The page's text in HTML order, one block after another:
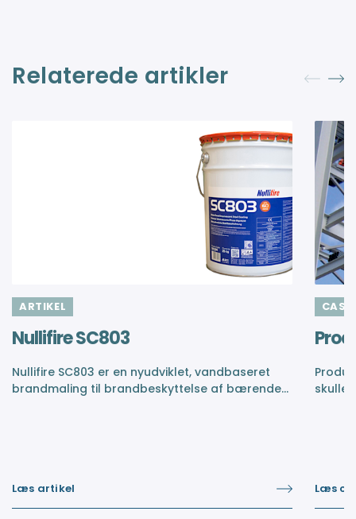
Relaterede artikler
ARTIKEL
Nullifire SC803
Nullifire SC803 er en nyudviklet, vandbaseret
brandmaling til brandbeskyttelse af bærende
Læs artikel
CASE
skulle
Læs